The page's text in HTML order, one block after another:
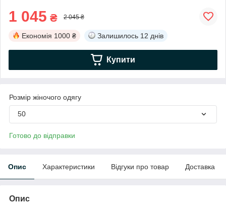
1 045 ₴ 2 045 ₴
Економія 1000 ₴ Залишилось 12 днів
Купити
Розмір жіночого одягу
50
Готово до відправки
Опис Характеристики Відгуки про товар Доставка
Опис